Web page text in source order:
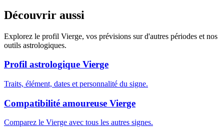
Découvrir aussi
Explorez le profil Vierge, vos prévisions sur d'autres périodes et nos
outils astrologiques.
Profil astrologique Vierge
Traits, élément, dates et personnalité du signe.
Compatibilité amoureuse Vierge
Comparez le Vierge avec tous les autres signes.